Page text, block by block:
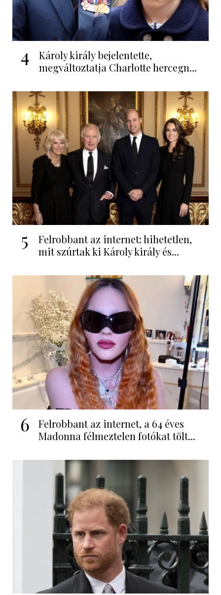
4
Károly király bejelentette,
megváltoztatja Charlotte hercegn...
5
Felrobbant az internet: hihetetlen,
mit szúrtak ki Károly király és...
6
Felrobbant az internet, a 64 éves
Madonna félmeztelen fotókat tölt...